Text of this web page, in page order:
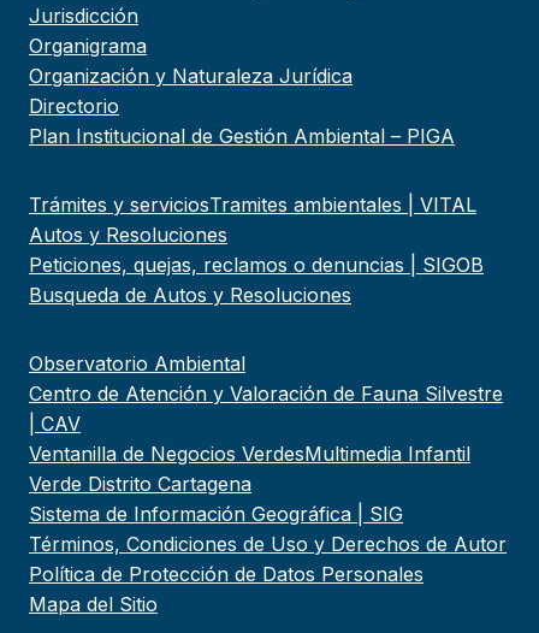
Jurisdicción
Organigrama
Organización y Naturaleza Jurídica
Directorio
Plan Institucional de Gestión Ambiental – PIGA
Trámites y serviciosTramites ambientales | VITAL
Autos y Resoluciones
Peticiones, quejas, reclamos o denuncias | SIGOB
Busqueda de Autos y Resoluciones
Observatorio Ambiental
Centro de Atención y Valoración de Fauna Silvestre
| CAV
Ventanilla de Negocios VerdesMultimedia Infantil
Verde Distrito Cartagena
Sistema de Información Geográfica | SIG
Términos, Condiciones de Uso y Derechos de Autor
Política de Protección de Datos Personales
Mapa del Sitio